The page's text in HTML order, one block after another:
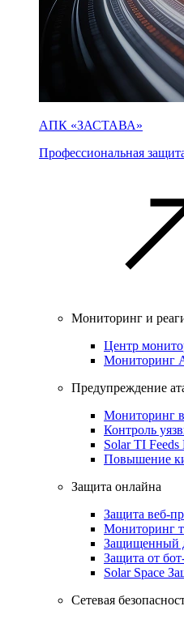
АПК «ЗАСТАВА»
Профессиональная
Мониторинг и
Центр
Мониторинг
Предупреждение
Мониторинг
Контроль
Solar TI Feeds
Повышение
Защита онлайна
Защита веб-
Мониторинг
Защищенный
Защита от
Solar Space
Сетевая